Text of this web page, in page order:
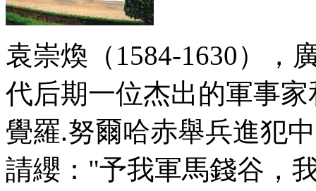
袁崇煥（1584-1630），
代后期一位杰出的軍事
覺羅.努爾哈赤舉兵進犯
請纓："予我軍馬錢谷，